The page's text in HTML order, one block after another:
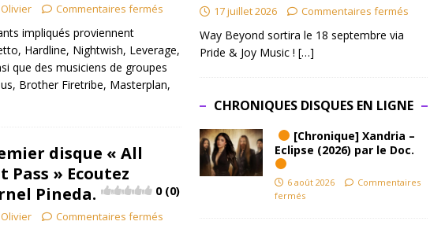
Olivier Commentaires fermés
impliqués proviennent
Hardline, Nightwish, Leverage,
que des musiciens de groupes
Brother Firetribe, Masterplan,
disque « All
Pass » Ecoutez
Pineda.
0 (0)
Olivier Commentaires fermés
17 juillet 2026 Commentaires fermés
Way Beyond sortira le 18 septembre via
Pride & Joy Music ! […]
CHRONIQUES DISQUES EN LIGNE
[Chronique] Xandria –
Eclipse (2026) par le Doc.
6 août 2026
Commentaires
fermés